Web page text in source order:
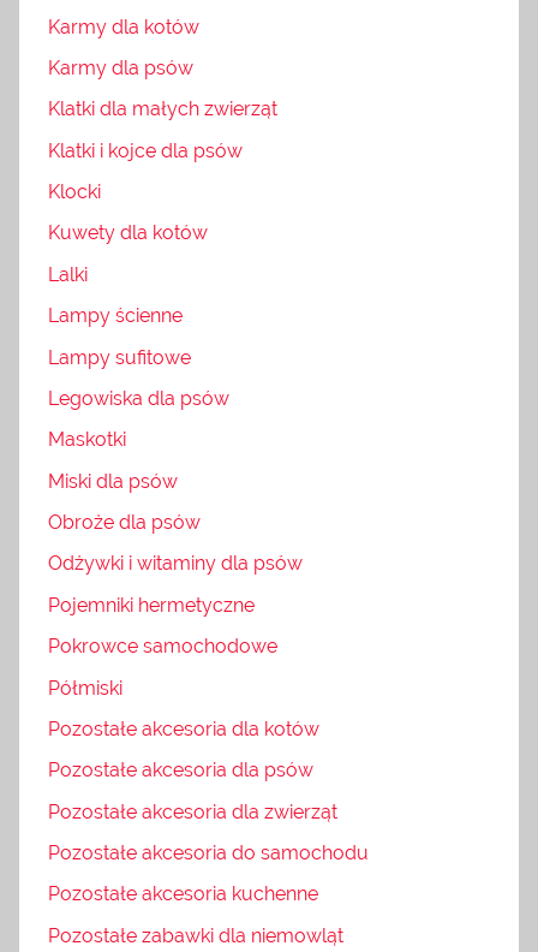
Karmy dla kotów
Karmy dla psów
Klatki dla małych zwierząt
Klatki i kojce dla psów
Klocki
Kuwety dla kotów
Lalki
Lampy ścienne
Lampy sufitowe
Legowiska dla psów
Maskotki
Miski dla psów
Obroże dla psów
Odżywki i witaminy dla psów
Pojemniki hermetyczne
Pokrowce samochodowe
Półmiski
Pozostałe akcesoria dla kotów
Pozostałe akcesoria dla psów
Pozostałe akcesoria dla zwierząt
Pozostałe akcesoria do samochodu
Pozostałe akcesoria kuchenne
Pozostałe zabawki dla niemowląt